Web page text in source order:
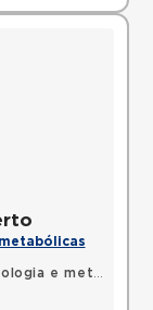
e metabologia